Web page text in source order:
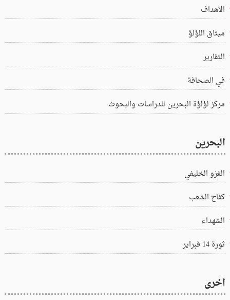
الاهداف
ميثاق اللؤلؤ
التقارير
في الصحافة
مركز لؤلؤة البحرين للدراسات والبحوث
البحرين
الغزو الخليفي
كفاح الشعب
الشهداء
ثورة 14 فبراير
اخرى